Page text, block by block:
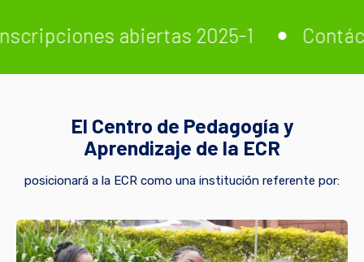
abiertas 2025-1 Contáctanos
El Centro de Pedagogía y
Aprendizaje de la ECR
posicionará a la ECR como una institución referente por: